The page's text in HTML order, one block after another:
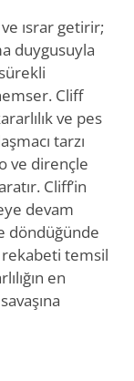
ısrar getirir;
duygusuyla
Cliff
ve pes
tarzı
ve dirençle
Cliff’in
devam
döndüğünde
rekabeti temsil
en